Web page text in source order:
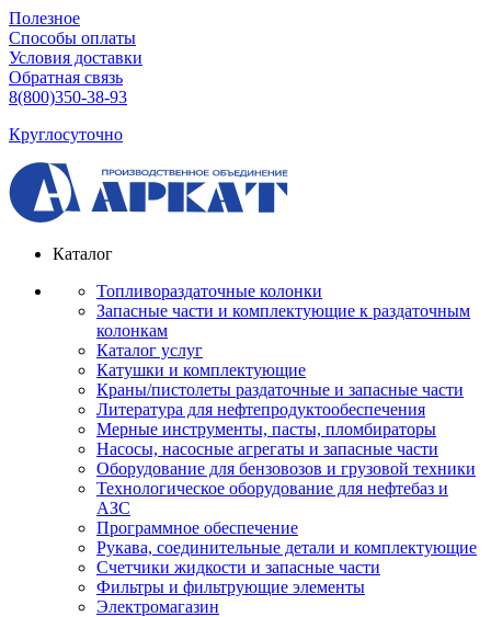
Полезное
Способы оплаты
Условия доставки
Обратная связь
8(800)350-38-93
Круглосуточно
Каталог
Топливораздаточные колонки
Запасные части и комплектующие к раздаточным
колонкам
Каталог услуг
Катушки и комплектующие
Краны/пистолеты раздаточные и запасные части
Литература для нефтепродуктообеспечения
Мерные инструменты, пасты, пломбираторы
Насосы, насосные агрегаты и запасные части
Оборудование для бензовозов и грузовой техники
Технологическое оборудование для нефтебаз и
АЗС
Программное обеспечение
Рукава, соединительные детали и комплектующие
Счетчики жидкости и запасные части
Фильтры и фильтрующие элементы
Электромагазин